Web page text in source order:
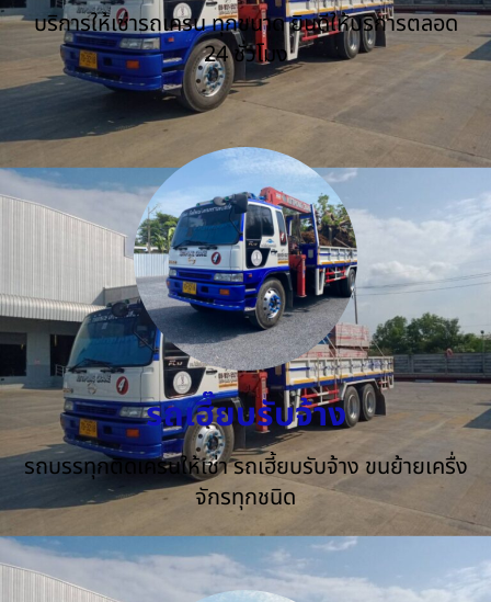
บริการให้เช่ารถเครน ทุกขนาด ยินดีให้บริการตลอด
24 ชั่วโมง
รถเฮี๊ยบรับจ้าง
รถบรรทุกติดเครนให้เช่า รถเฮี้ยบรับจ้าง ขนย้ายเครื่ง
จักรทุกชนิด